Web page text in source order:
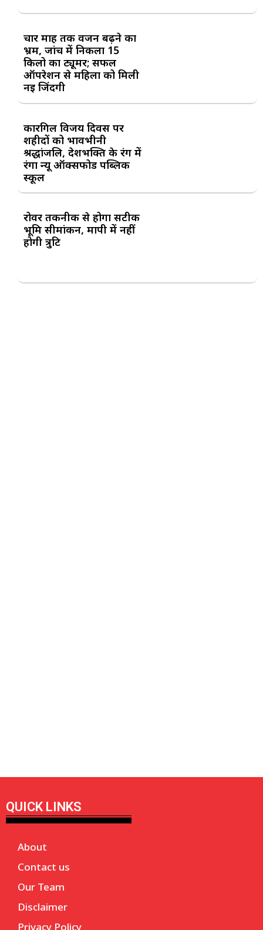
चार माह तक वजन बढ़ने का
भ्रम, जांच में निकला 15
किलो का ट्यूमर; सफल
ऑपरेशन से महिला को मिली
नई जिंदगी
कारगिल विजय दिवस पर
शहीदों को भावभीनी
श्रद्धांजलि, देशभक्ति के रंग में
रंगा न्यू ऑक्सफोर्ड पब्लिक
स्कूल
रोवर तकनीक से होगा सटीक
भूमि सीमांकन, मापी में नहीं
होगी त्रुटि
QUICK LINKS
About
Contact us
Our Team
Disclaimer
Privacy Policy